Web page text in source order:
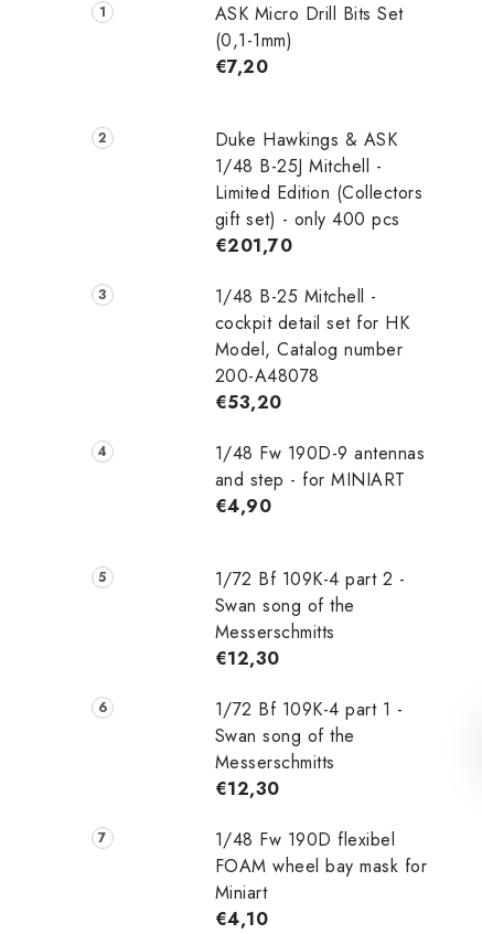
ASK Micro Drill Bits Set
(0,1-1mm)
€7,20
Duke Hawkings & ASK
1/48 B-25J Mitchell -
Limited Edition (Collectors
gift set) - only 400 pcs
€201,70
1/48 B-25 Mitchell -
cockpit detail set for HK
Model, Catalog number
200-A48078
€53,20
1/48 Fw 190D-9 antennas
and step - for MINIART
€4,90
1/72 Bf 109K-4 part 2 -
Swan song of the
Messerschmitts
€12,30
1/72 Bf 109K-4 part 1 -
Swan song of the
Messerschmitts
€12,30
1/48 Fw 190D flexibel
FOAM wheel bay mask for
Miniart
€4,10